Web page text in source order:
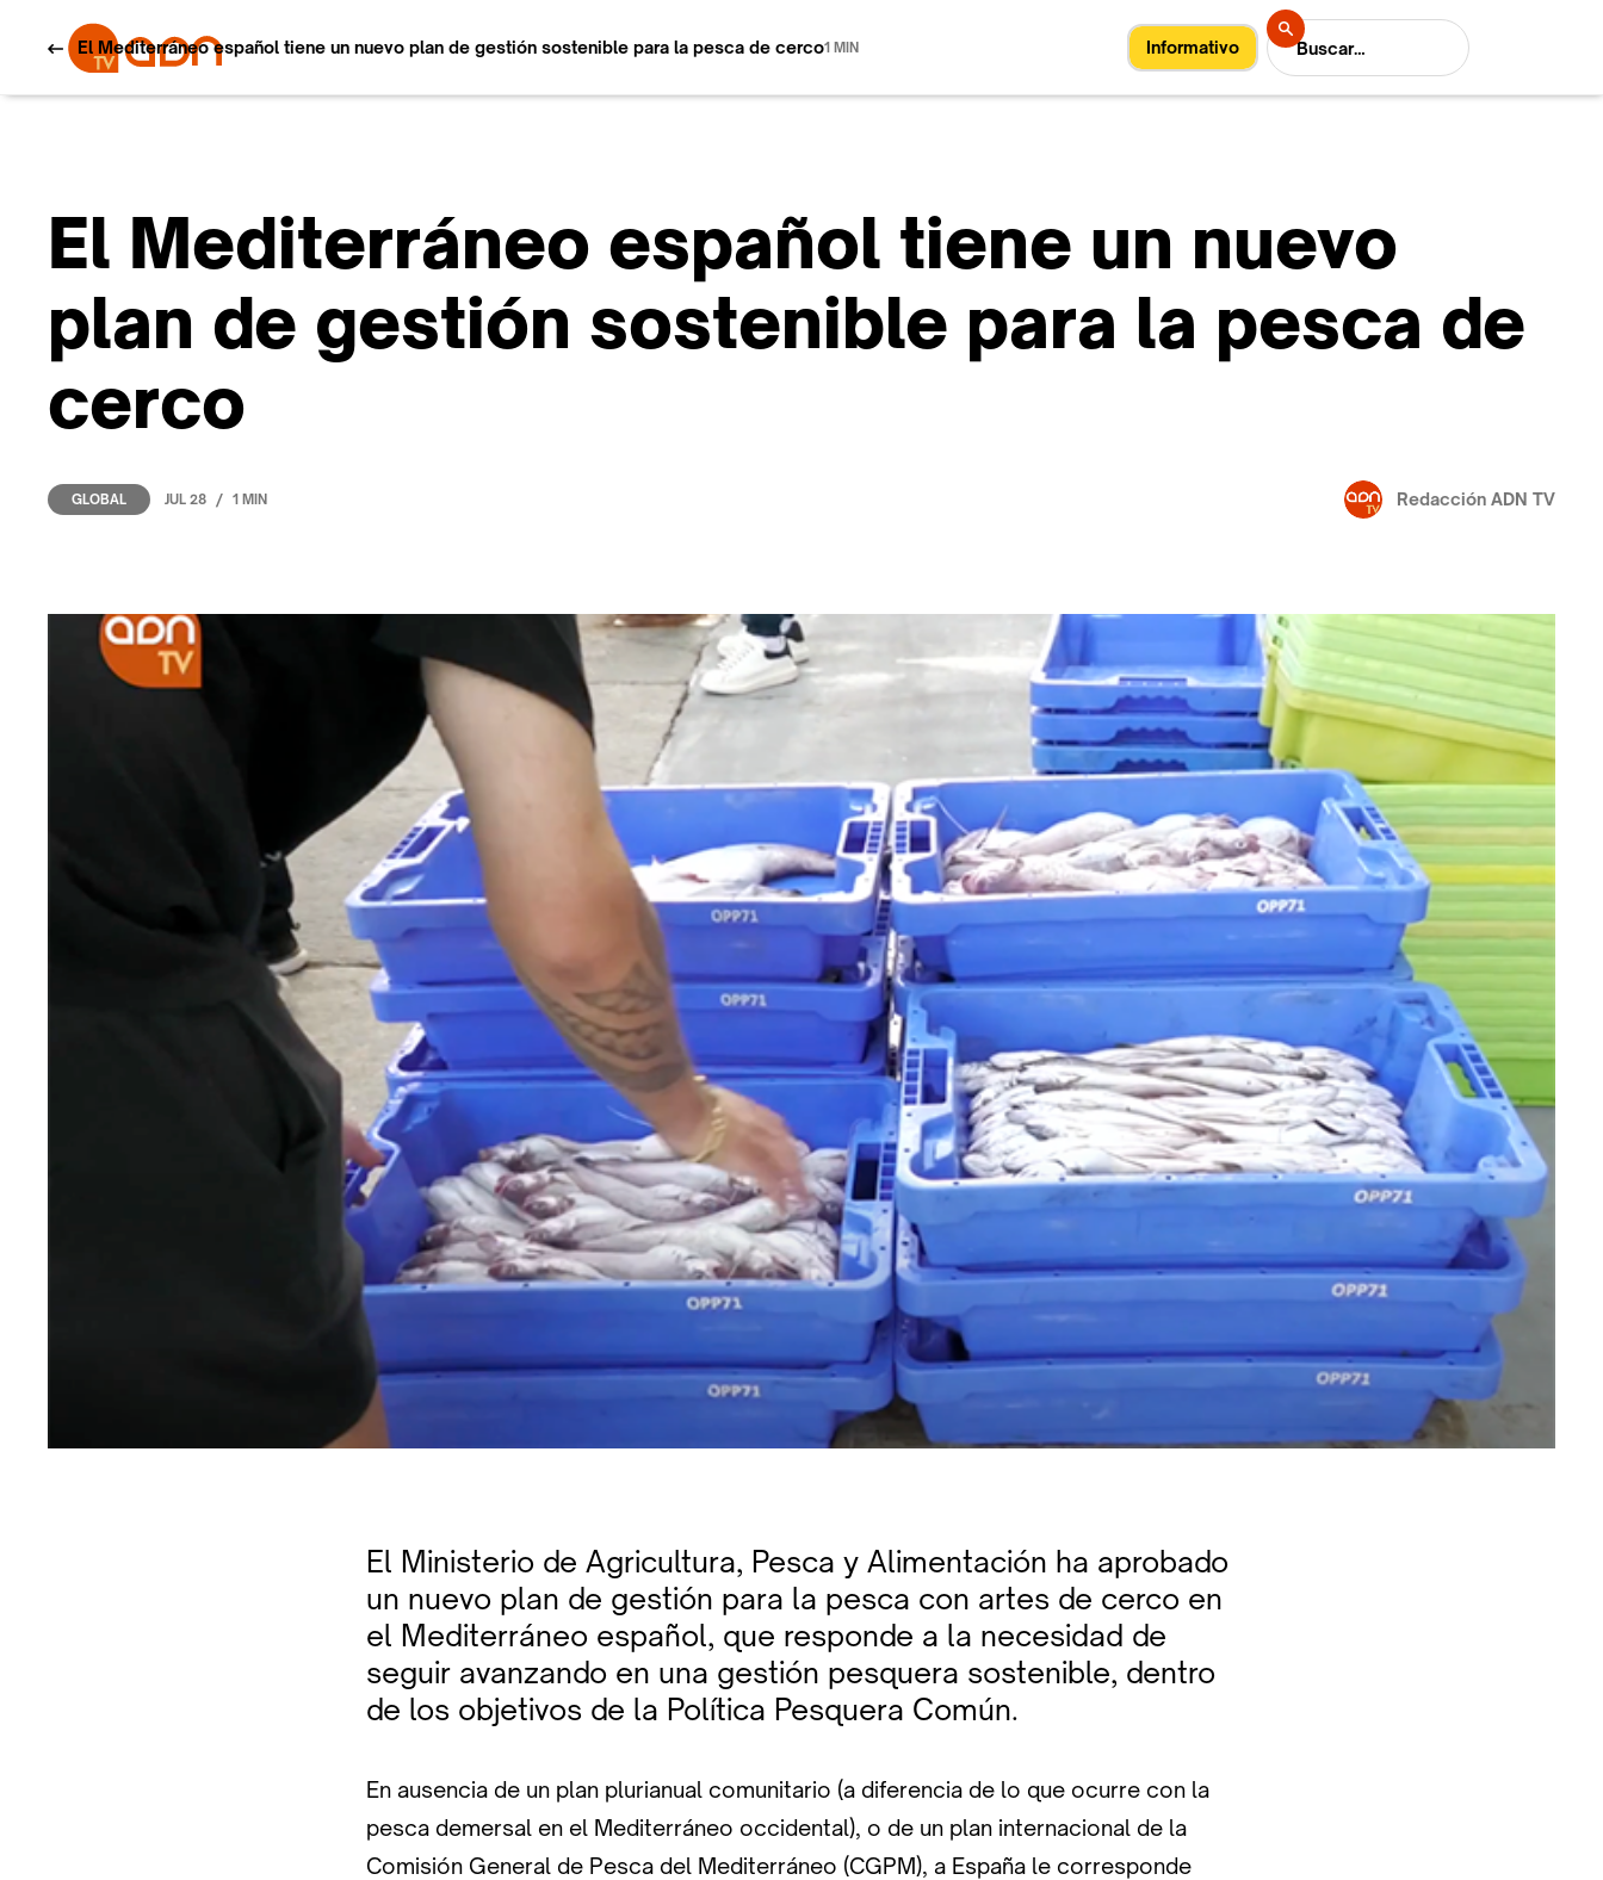
Informativo
El Mediterráneo español tiene un nuevo plan de gestión sostenible para la pesca de cerco1 MIN
El Mediterráneo español tiene un nuevo
plan de gestión sostenible para la pesca de
cerco
GLOBAL JUL 28 / 1 MIN Redacción ADN TV
El Ministerio de Agricultura, Pesca y Alimentación ha aprobado
un nuevo plan de gestión para la pesca con artes de cerco en
el Mediterráneo español, que responde a la necesidad de
seguir avanzando en una gestión pesquera sostenible, dentro
de los objetivos de la Política Pesquera Común.
En ausencia de un plan plurianual comunitario (a diferencia de lo que ocurre con la
pesca demersal en el Mediterráneo occidental), o de un plan internacional de la
Comisión General de Pesca del Mediterráneo (CGPM), a España le corresponde